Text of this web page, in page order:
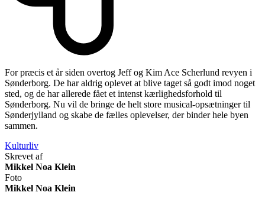
For præcis et år siden overtog Jeff og Kim Ace Scherlund revyen i
Sønderborg. De har aldrig oplevet at blive taget så godt imod noget
sted, og de har allerede fået et intenst kærlighedsforhold til
Sønderborg. Nu vil de bringe de helt store musical-opsætninger til
Sønderjylland og skabe de fælles oplevelser, der binder hele byen
sammen.
Kulturliv
Skrevet af
Mikkel Noa Klein
Foto
Mikkel Noa Klein